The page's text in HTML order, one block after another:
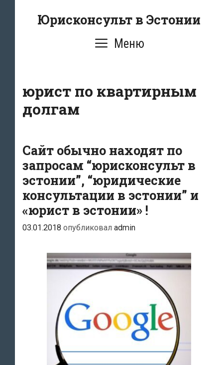
Юрисконсульт в Эстонии
Меню
юрист по квартирным
долгам
Сайт обычно находят по
запросам “юрисконсульт в
эстонии”, “юридические
консультации в эстонии” и
«юрист в эстонии» !
03.01.2018 опубликовал admin